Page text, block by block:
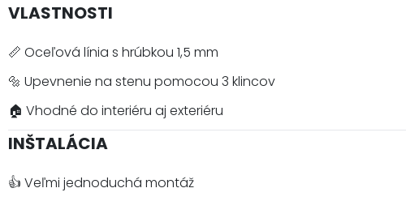
VLASTNOSTI
📏 Oceľová línia s hrúbkou 1,5 mm
🔩 Upevnenie na stenu pomocou 3 klincov
🏠 Vhodné do interiéru aj exteriéru
INŠTALÁCIA
👍 Veľmi jednoduchá montáž